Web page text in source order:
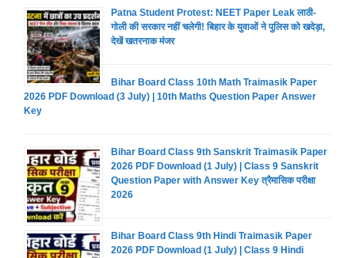
Patna Student Protest: NEET Paper Leak लाठी-
गोली की सरकार नहीं चलेगी! बिहार के युवाओं ने पुलिस को खदेड़ा,
देखें खतरनाक मंजर
Bihar Board Class 10th Math Traimasik Paper
2026 PDF Download (3 July) | 10th Maths Question Paper Answer
Key
Bihar Board Class 9th Sanskrit Traimasik Paper
2026 PDF Download (1 July) | Class 9 Sanskrit
Question Paper with Answer Key त्रैमासिक परीक्षा
2026
Bihar Board Class 9th Hindi Traimasik Paper
2026 PDF Download (1 July) | Class 9 Hindi